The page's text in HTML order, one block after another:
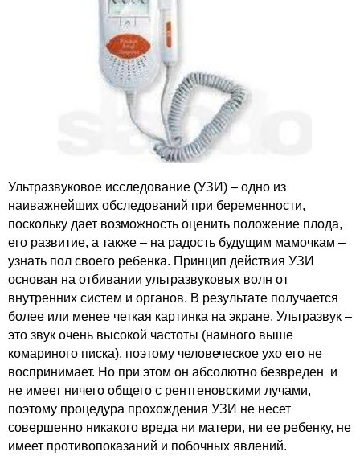
Ультразвуковое исследование (УЗИ) – одно из
наиважнейших обследований при беременности,
поскольку дает возможность оценить положение плода,
его развитие, а также – на радость будущим мамочкам –
узнать пол своего ребенка. Принцип действия УЗИ
основан на отбивании ультразвуковых волн от
внутренних систем и органов. В результате получается
более или менее четкая картинка на экране. Ультразвук –
это звук очень высокой частоты (намного выше
комариного писка), поэтому человеческое ухо его не
воспринимает. Но при этом он абсолютно безвреден и
не имеет ничего общего с рентгеновскими лучами,
поэтому процедура прохождения УЗИ не несет
совершенно никакого вреда ни матери, ни ее ребенку, не
имеет противопоказаний и побочных явлений.